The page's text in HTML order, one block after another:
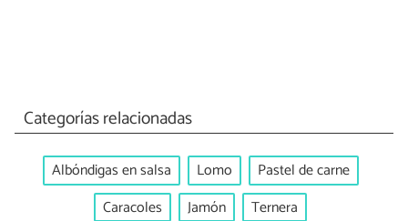
Categorías relacionadas
Albóndigas en salsa Lomo
Pastel de carne
Caracoles
Jamón Ternera